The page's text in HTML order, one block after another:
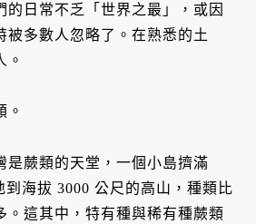
的日常不乏「世界之最」，或因
被多數人忽略了。在熟悉的土
。
。
是蕨類的天堂，一個小島擠滿
到海拔 3000 公尺的高山，種類比
。這其中，特有種與稀有種蕨類